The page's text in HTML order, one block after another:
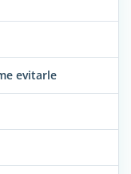
evitarle